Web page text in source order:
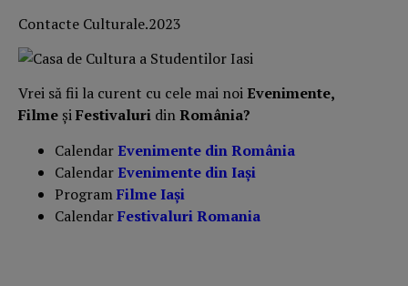
Contacte Culturale.2023
Vrei să fii la curent cu cele mai noiEvenimente,
Filme șiFestivaluri dinRomânia?
CalendarEvenimente din România
CalendarEvenimente din Iași
ProgramFilme Iași
CalendarFestivaluri Romania